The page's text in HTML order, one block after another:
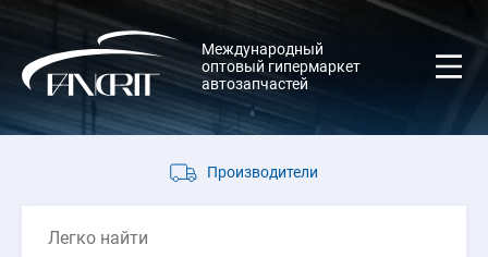
Международный
оптовый гипермаркет
автозапчастей
Производители